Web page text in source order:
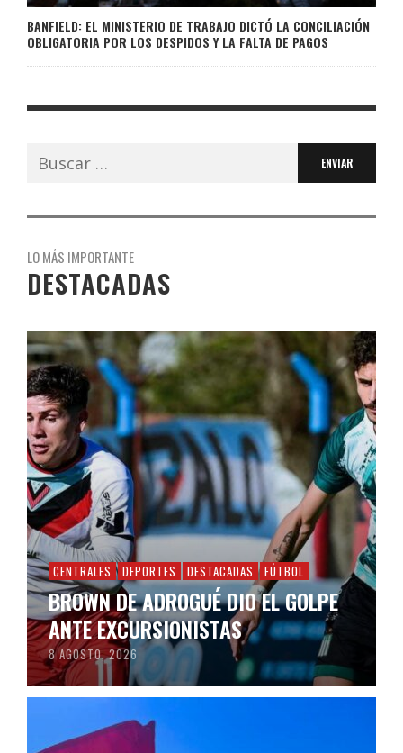
BANFIELD: EL MINISTERIO DE TRABAJO DICTÓ LA CONCILIACIÓN
OBLIGATORIA POR LOS DESPIDOS Y LA FALTA DE PAGOS
Buscar:
LO MÁS IMPORTANTE
DESTACADAS
CENTRALES DEPORTES DESTACADAS FÚTBOL
BROWN DE ADROGUÉ DIO EL GOLPE
ANTE EXCURSIONISTAS
8 AGOSTO, 2026